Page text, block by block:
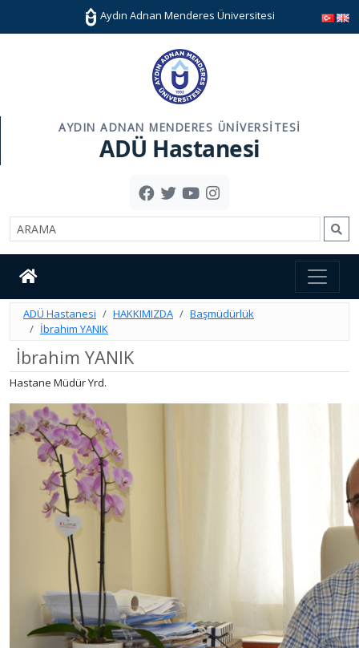
Aydın Adnan Menderes Üniversitesi
AYDIN ADNAN MENDERES ÜNIVERSITESI
ADÜ Hastanesi
ADÜ Hastanesi HAKKIMIZDA
Başmüdürlük
İbrahim YANIK
İbrahim YANIK
Hastane Müdür Yrd.